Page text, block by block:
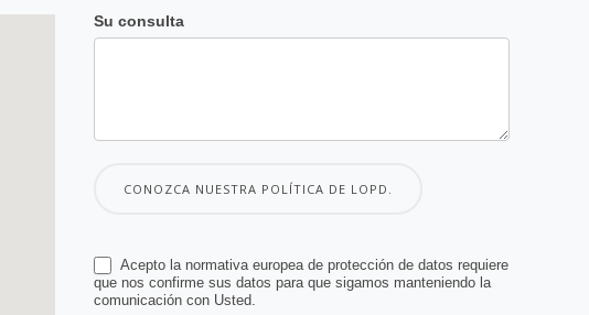
Su consulta
CONOZCA NUESTRA POLÍTICA DE LOPD.
Acepto la normativa europea de protección de datos requiere
que nos confirme sus datos para que sigamos manteniendo la
comunicación con Usted.